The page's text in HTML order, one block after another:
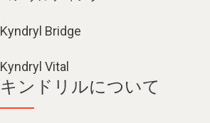
Kyndryl Bridge
Kyndryl Vital
キンドリルについて